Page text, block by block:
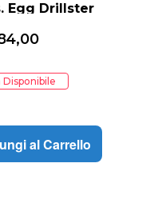
Egg Drillster
Disponibile
al Carrello